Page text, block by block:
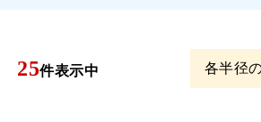
25件表示中 各半径